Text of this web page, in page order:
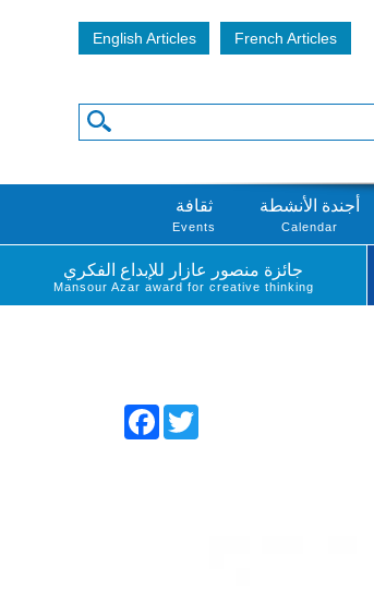
English Articles French Articles
أجندة الأنشطة
Calendar
ثقافة
Events
جائزة منصور عازار للإبداع الفكري
Mansour Azar award for creative thinking
FacebookTwitter